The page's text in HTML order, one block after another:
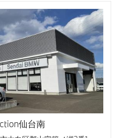
仙台南